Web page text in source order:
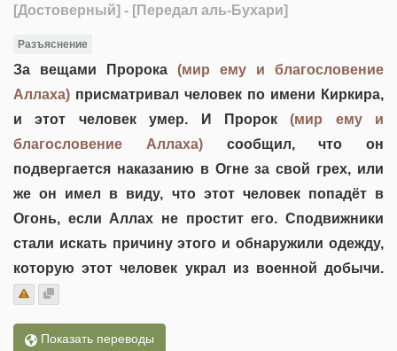
[Достоверный] - [Передал аль-Бухари]
Разъяснение
За вещами Пророка (мир ему и благословение
Аллаха) присматривал человек по имени Киркира,
и этот человек умер. И Пророк(мир ему и
благословение Аллаха)сообщил, что он
подвергается наказанию в Огне за свой грех, или
же он имел в виду, что этот человек попадёт в
Огонь, если Аллах не простит его. Сподвижники
стали искать причину этого и обнаружили одежду,
которую этот человек украл из военной добычи.
Показать переводы